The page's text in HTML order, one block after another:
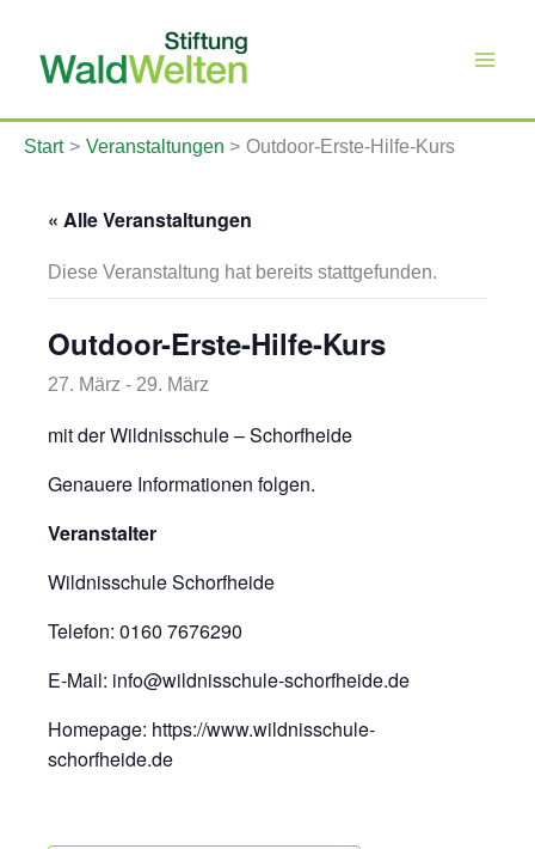
springen
Start Veranstaltungen Outdoor-Erste-Hilfe-Kurs
« Alle Veranstaltungen
Diese Veranstaltung hat bereits stattgefunden.
Outdoor-Erste-Hilfe-Kurs
27. März - 29. März
mit der Wildnisschule – Schorfheide
Genauere Informationen folgen.
Veranstalter
Wildnisschule Schorfheide
Telefon: 0160 7676290
E-Mail: info@wildnisschule-schorfheide.de
Homepage: https://www.wildnisschule-
schorfheide.de